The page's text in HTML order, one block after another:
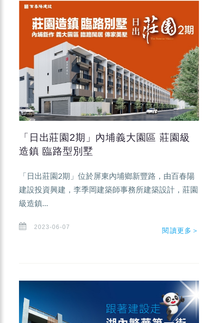
「日出莊園2期」內埔義大園區 莊園級
造鎮 臨路型別墅
「日出莊園2期」位於屏東內埔鄉新豐路，由百春陽
建設投資興建，李季岡建築師事務所建築設計，莊園
級造鎮...
2023-06-07 閱讀更多＞